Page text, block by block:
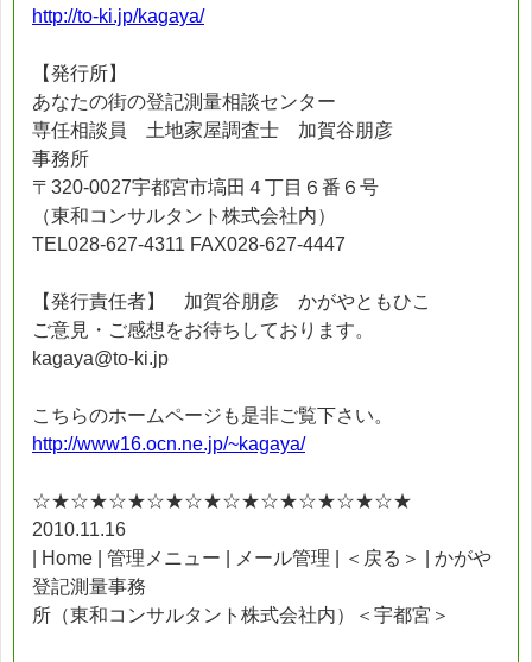
http://to-ki.jp/kagaya/
【発行所】
あなたの街の登記測量相談センター
専任相談員 土地家屋調査士 加賀谷朋彦
事務所
〒320-0027宇都宮市塙田４丁目６番６号
（東和コンサルタント株式会社内）
TEL028-627-4311 FAX028-627-4447
【発行責任者】 加賀谷朋彦 かがやともひこ
ご意見・ご感想をお待ちしております。
kagaya@to-ki.jp
こちらのホームページも是非ご覧下さい。
http://www16.ocn.ne.jp/~kagaya/
☆★☆★☆★☆★☆★☆★☆★☆★☆★☆★
2010.11.16
| Home | 管理メニュー | メール管理 | ＜戻る＞ | かがや
登記測量事務
所（東和コンサルタント株式会社内）＜宇都宮＞